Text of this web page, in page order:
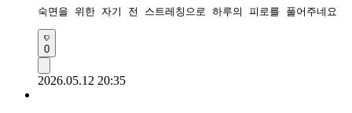
숙면을 위한 자기 전 스트레칭으로 하루의 피로를 풀어주네요
0
2026.05.12 20:35